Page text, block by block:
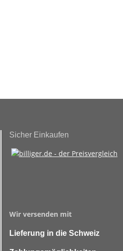
Sicher Einkaufen
Wir versenden mit
Lieferung in die Schweiz